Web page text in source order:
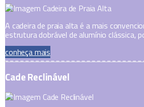
A cadeira de praia alta é a mais
estrutura dobrável de alumínio clássica,
conheça mais
Cade Reclinável